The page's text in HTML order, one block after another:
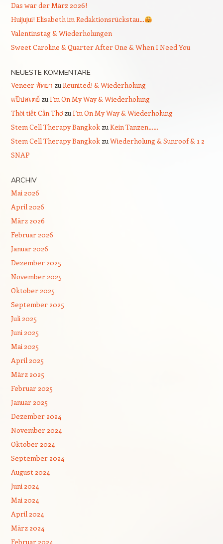
Das war der März 2026!
Huijujui! Elisabeth im Redaktionsrückstau…
Valentinstag & Wiederholungen
Sweet Caroline & Quarter After One & When I Need You
NEUESTE KOMMENTARE
Veneer พัทยา zuReunited! & Wiederholung
แป๊ปสเตย์ zuI’m On My Way & Wiederholung
Thời tiết Cần ThơzuI’m On My Way & Wiederholung
Stem Cell Therapy BangkokzuKein Tanzen……
Stem Cell Therapy BangkokzuWiederholung & Sunroof & 1 2
SNAP
ARCHIV
Mai 2026
April 2026
März 2026
Februar 2026
Januar 2026
Dezember 2025
November 2025
Oktober 2025
September 2025
Juli 2025
Juni 2025
Mai 2025
April 2025
März 2025
Februar 2025
Januar 2025
Dezember 2024
November 2024
Oktober 2024
September 2024
August 2024
Juni 2024
Mai 2024
April 2024
März 2024
Februar 2024